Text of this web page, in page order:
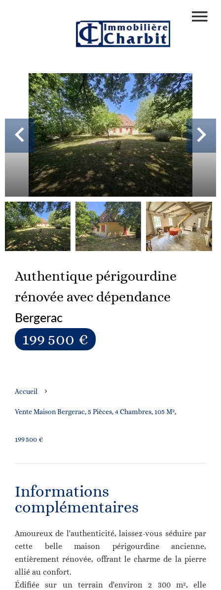
Authentique périgourdine
rénovée avec dépendance
Bergerac
199 500 €
Accueil
Vente Maison Bergerac, 5 Pièces, 4 Chambres, 105 M²,
199 500 €
Informations
complémentaires
Amoureux de l'authenticité, laissez-vous séduire par
cette belle maison périgourdine ancienne,
entièrement rénovée, offrant le charme de la pierre
allié au confort.
Édifiée sur un terrain d'environ 2 300 m², elle